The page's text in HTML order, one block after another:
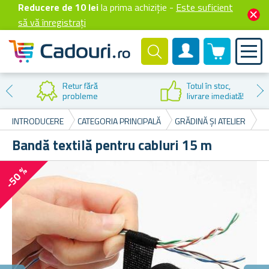
Reducere de 10 leila prima achiziție - Este suficient
să vă înregistrați
Cont client
0 produselor
Retur fără
probleme
Totul în stoc,
livrare imediată!
INTRODUCERE
CATEGORIA PRINCIPALĂ GRĂDINĂ ȘI ATELIER
Bandă textilă pentru cabluri 15 m
-50 %